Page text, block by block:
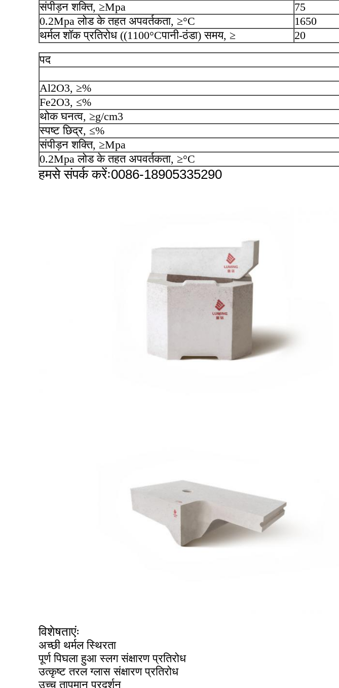
संपीड़न शक्ति, ≥Mpa
75
0.2Mpa लोड के तहत अपवर्तकता, ≥°C
1650
थर्मल शॉक प्रतिरोध ((1100°Cपानी-ठंडा) समय, ≥
20
पद
Al2O3, ≥%
Fe2O3, ≤%
थोक घनत्व, ≥g/cm3
स्पष्ट छिद्र, ≤%
संपीड़न शक्ति, ≥Mpa
0.2Mpa लोड के तहत अपवर्तकता, ≥°C
हमसे संपर्क करेंः0086-18905335290
विशेषताएंः
अच्छी थर्मल स्थिरता
पूर्ण पिघला हुआ स्लग संक्षारण प्रतिरोध
उत्कृष्ट तरल ग्लास संक्षारण प्रतिरोध
उच्च तापमान प्रदर्शन